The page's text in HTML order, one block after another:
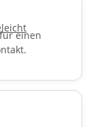
einen